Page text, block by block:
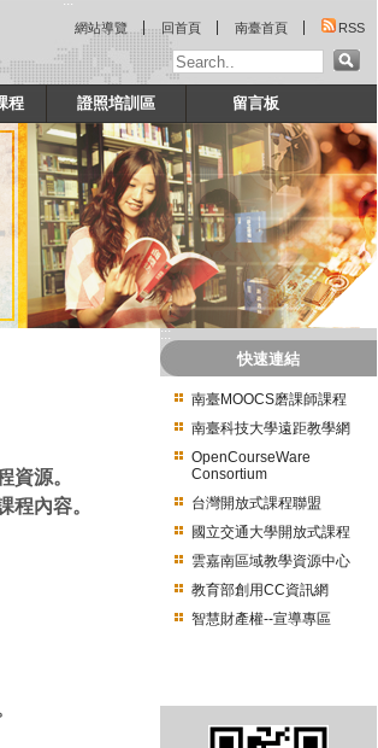
網站導覽 回首頁 南臺首頁 RSS
程 證照培訓區 留言板
資源。
程內容。
:::
快速連結
南臺MOOCS磨課師課程
南臺科技大學遠距教學網
OpenCourseWare
Consortium
台灣開放式課程聯盟
國立交通大學開放式課程
雲嘉南區域教學資源中心
教育部創用CC資訊網
智慧財產權--宣導專區